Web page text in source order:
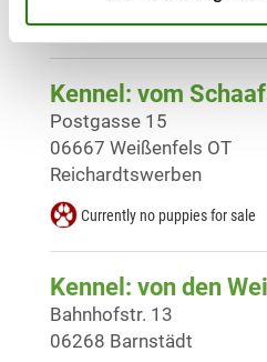
Currently no puppies for sale
Kennel: vom
Postgasse 15
06667 Weißenfels OT
Reichardtswerben
Currently no puppies for sale
Kennel: von den
Bahnhofstr. 13
06268 Barnstädt